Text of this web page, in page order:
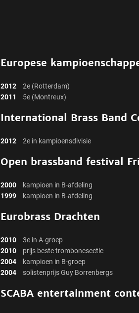
Europese
2012
2e (Rotterdam)
2011
5e (Montreux)
International Brass Band
2012 2e in kampioensdivisie
Open brassband festival
2000
kampioen in B-afdeling
1999
kampioen in B-afdeling
Eurobrass Drachten
2010
3e in A-groep
2010
prijs beste trombonesectie
2004
kampioen in B-groep
2004
solistenprijs Guy Borrenbergs
SCABA entertainment